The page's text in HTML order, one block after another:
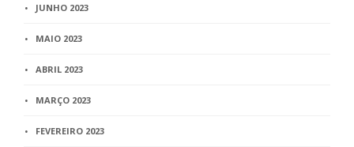
JUNHO 2023
MAIO 2023
ABRIL 2023
MARÇO 2023
FEVEREIRO 2023